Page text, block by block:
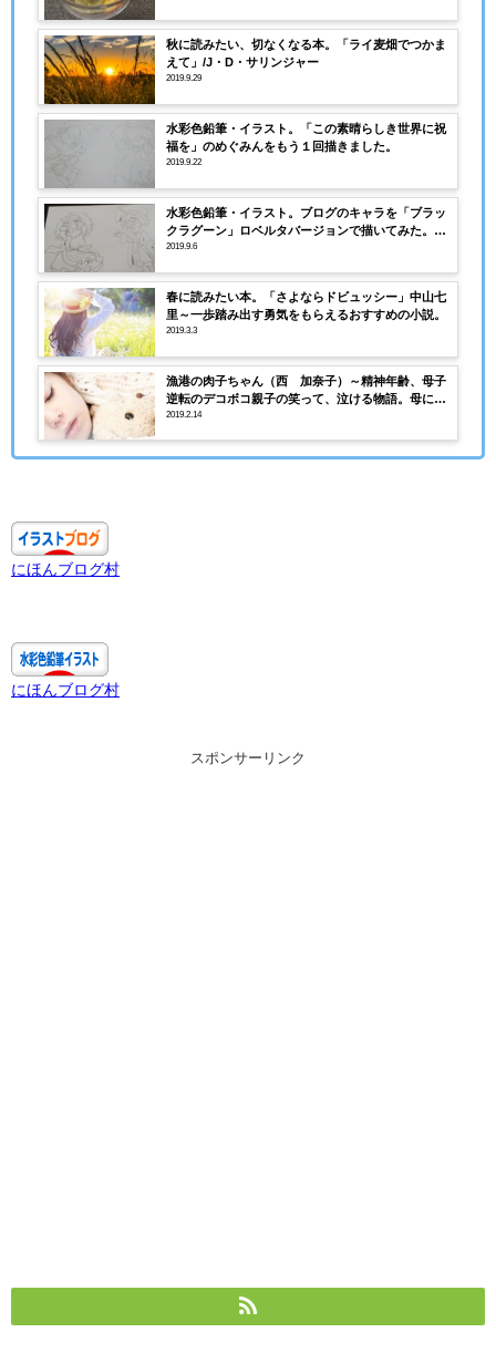
秋に読みたい、切なくなる本。「ライ麦畑でつかま
えて」/J・D・サリンジャー
2019.9.29
水彩色鉛筆・イラスト。「この素晴らしき世界に祝
福を」のめぐみんをもう１回描きました。
2019.9.22
水彩色鉛筆・イラスト。ブログのキャラを「ブラッ
クラグーン」ロベルタバージョンで描いてみた。～
BLACK LAGOON /Roberta
2019.9.6
春に読みたい本。「さよならドビュッシー」中山七
里～一歩踏み出す勇気をもらえるおすすめの小説。
2019.3.3
漁港の肉子ちゃん（西 加奈子）～精神年齢、母子
逆転のデコボコ親子の笑って、泣ける物語。母に対
する冷静な突込みが堪らない。
2019.2.14
にほんブログ村
にほんブログ村
スポンサーリンク